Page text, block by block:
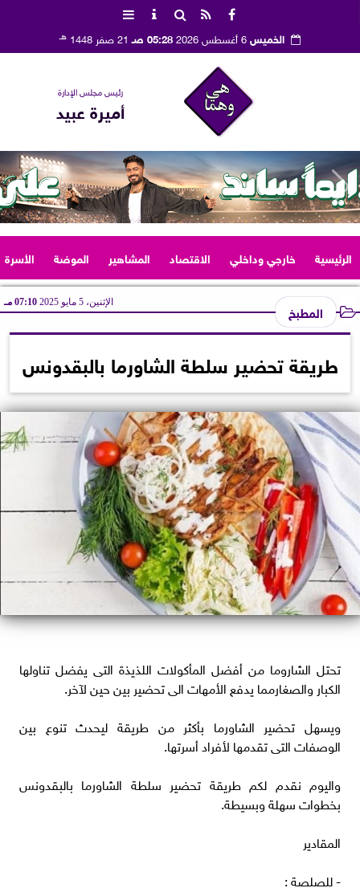
الخميس 05:28 صـ 21 صفر 1448 هـ
رئيس مجلس الإدارة
أميرة عبيد
الرئيسية خارجي وداخلي الاقتصاد المشاهير الموضة الأسرة
المطبخ الإثنين، 5 مايو 2025 07:10 مـ
طريقة تحضير سلطة الشاورما بالبقدونس
تحتل الشاروما من أفضل المأكولات اللذيذة التى يفضل تناولها
الكبار والصغارمما يدفع الأمهات الى تحضير بين حين لآخر.
ويسهل تحضير الشاورما بأكثر من طريقة ليحدث تنوع بين
الوصفات التى تقدمها لأفراد أسرتها.
واليوم نقدم لكم طريقة تحضير سلطة الشاورما بالبقدونس
بخطوات سهلة وبسيطة.
المقادير
- للصلصة :